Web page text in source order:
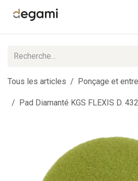
Tous les articles Ponçage et
Pad Diamanté KGS FLEXIS D.